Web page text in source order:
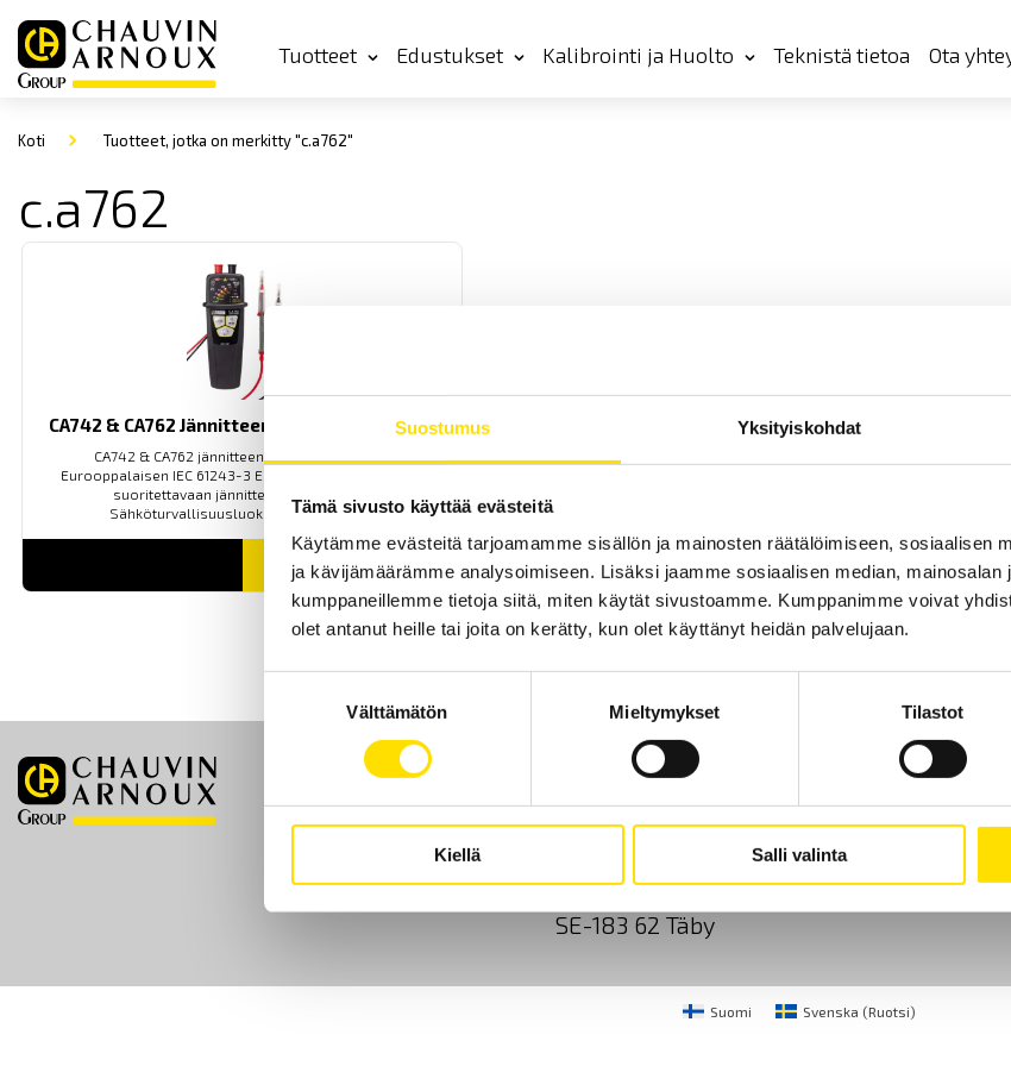
Suostumus Yksityiskohdat
Tämä sivusto käyttää evästeitä
Käytämme evästeitä tarjoamamme sisällön ja mainosten räätälöimiseen, sosiaalisen
ja kävijämäärämme analysoimiseen. Lisäksi jaamme sosiaalisen median, mainosalan
kumppaneillemme tietoja siitä, miten käytät sivustoamme. Kumppanimme voivat
olet antanut heille tai joita on kerätty, kun olet käyttänyt heidän palvelujaan.
Välttämätön Mieltymykset Tilastot
Kiellä Salli valinta
Tuotteet Edustukset Kalibrointi ja Huolto Teknistä tietoa Ota
Koti Tuotteet, jotka on merkitty "c.a762"
c.a762
CA742 & CA762 Jännitteenkoettimet 690 V AC
CA742 & CA762 jännitteenkoettimet 690 V AC
Eurooppalaisen IEC 61243-3 Ed. 2 -normin mukaisesti
suoritettavaan jännitteen testaukseen.
Sähköturvallisuusluokitus CAT IV 600 V.
LUE LISÄÄ
Sjöflygvägen 35
SE-183 62 Täby
+46 8 50 52 68 00
Suomi Svenska (Ruotsi)